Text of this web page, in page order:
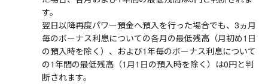
す。
翌日以降再度パワー預金へ預入を行った場合でも、3ヵ月
毎のボーナス利息についての各月の最低残高（月初め1日
の預入時を除く）、および1年毎のボーナス利息について
の1年間の最低残高（1月1日の預入時を除く）は0円と判
断されます。